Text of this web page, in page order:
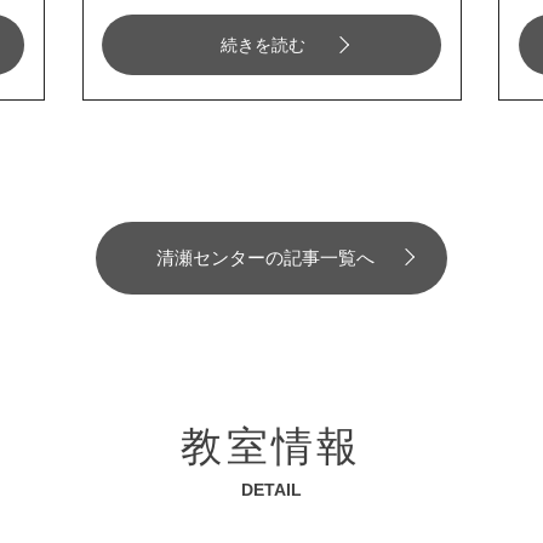
続きを読む
清瀬センターの記事一覧へ
教室情報
DETAIL